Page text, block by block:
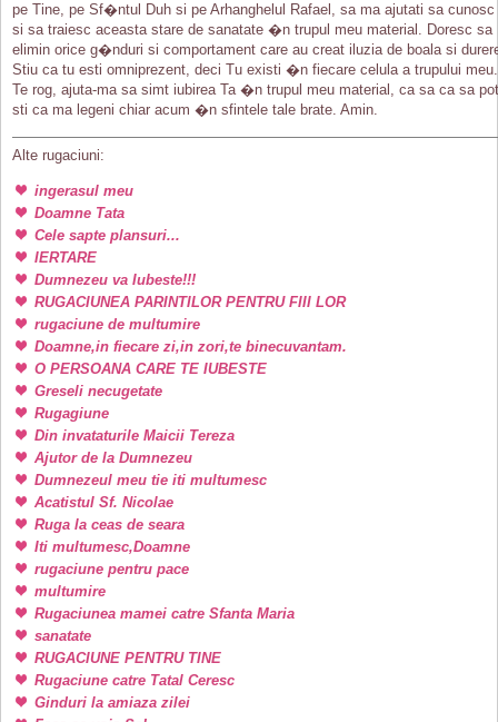
pe Tine, pe Sf�ntul Duh si pe Arhanghelul Rafael, sa ma ajutati sa cunosc
si sa traiesc aceasta stare de sanatate �n trupul meu material. Doresc sa
elimin orice g�nduri si comportament care au creat iluzia de boala si
Stiu ca tu esti omniprezent, deci Tu existi �n fiecare celula a trupului meu.
Te rog, ajuta-ma sa simt iubirea Ta �n trupul meu material, ca sa ca sa pot
sti ca ma legeni chiar acum �n sfintele tale brate. Amin.
Alte rugaciuni:
ingerasul meu
Doamne Tata
Cele sapte plansuri...
IERTARE
Dumnezeu va Iubeste!!!
RUGACIUNEA PARINTILOR PENTRU FIII LOR
rugaciune de multumire
Doamne,in fiecare zi,in zori,te binecuvantam.
O PERSOANA CARE TE IUBESTE
Greseli necugetate
Rugagiune
Din invataturile Maicii Tereza
Ajutor de la Dumnezeu
Dumnezeul meu tie iti multumesc
Acatistul Sf. Nicolae
Ruga la ceas de seara
Iti multumesc,Doamne
rugaciune pentru pace
multumire
Rugaciunea mamei catre Sfanta Maria
sanatate
RUGACIUNE PENTRU TINE
Rugaciune catre Tatal Ceresc
Ginduri la amiaza zilei